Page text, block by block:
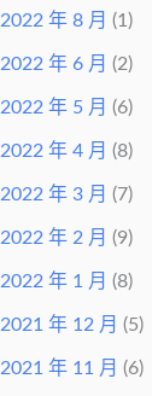
2022 年 8 月 (1)
2022 年 6 月 (2)
2022 年 5 月 (6)
2022 年 4 月 (8)
2022 年 3 月 (7)
2022 年 2 月 (9)
2022 年 1 月 (8)
2021 年 12 月 (5)
2021 年 11 月 (6)